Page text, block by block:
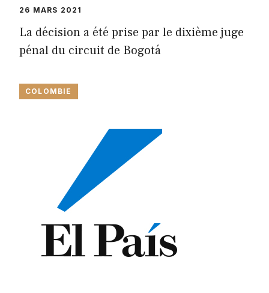
26 MARS 2021
La décision a été prise par le dixième juge
pénal du circuit de Bogotá
COLOMBIE